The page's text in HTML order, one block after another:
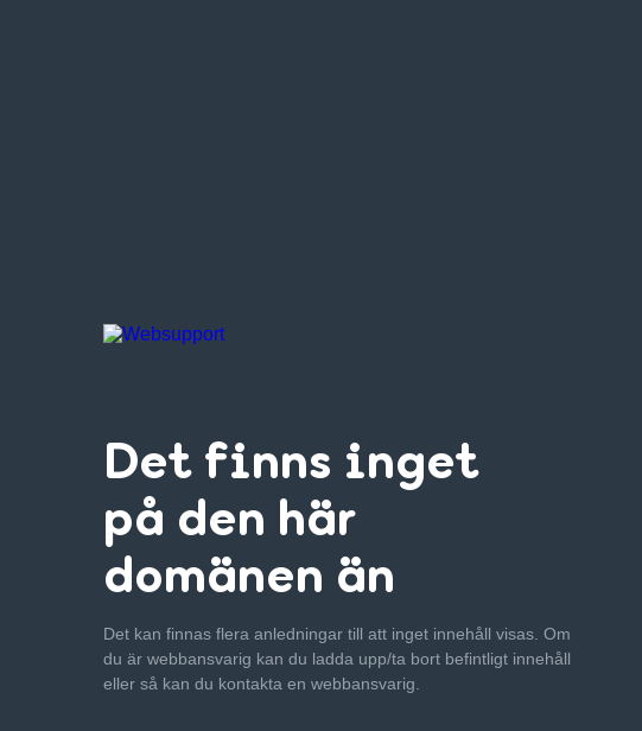
Det finns inget
på den här
domänen än
Det kan finnas flera anledningar till att inget innehåll visas. Om
du är webbansvarig kan du ladda upp/ta bort befintligt innehåll
eller så kan du kontakta en webbansvarig.